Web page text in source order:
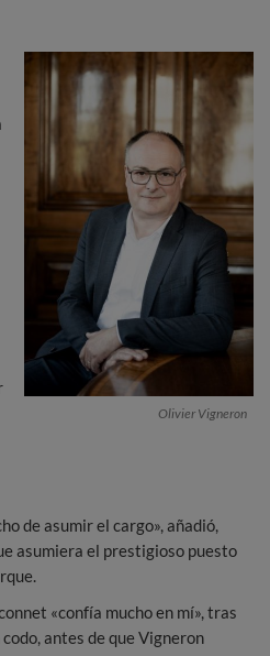
Olivier Vigneron
de asumir el cargo», añadió,
asumiera el prestigioso puesto
«confía mucho en mí», tras
antes de que Vigneron